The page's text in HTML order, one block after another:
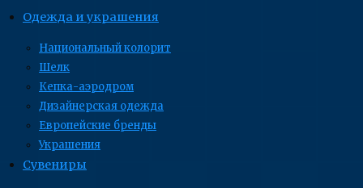
Одежда и украшения
Национальный колорит
Шелк
Кепка-аэродром
Дизайнерская одежда
Европейские бренды
Украшения
Сувениры